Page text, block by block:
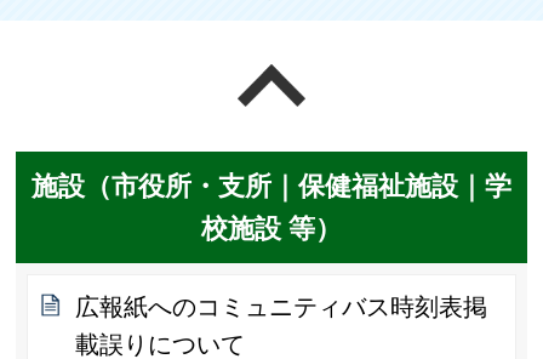
施設（市役所・支所｜保健福祉施設｜学
校施設 等）
広報紙へのコミュニティバス時刻表掲
載誤りについて